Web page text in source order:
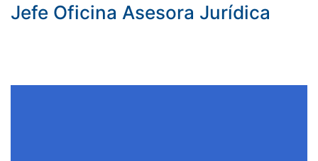
Jefe Oficina Asesora Jurídica